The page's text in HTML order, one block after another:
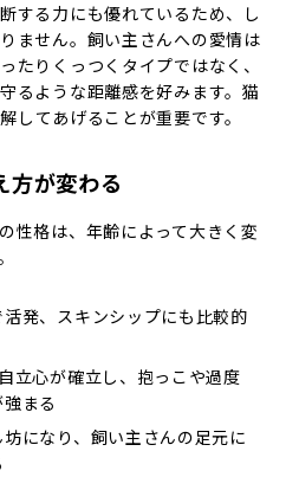
する力にも優れているため、し
ません。飼い主さんへの愛情は
たりくっつくタイプではなく、
るような距離感を好みます。猫
してあげることが重要です。
方が変わる
性格は、年齢によって大きく変
活発、スキンシップにも比較的
立心が確立し、抱っこや過度
まる
坊になり、飼い主さんの足元に